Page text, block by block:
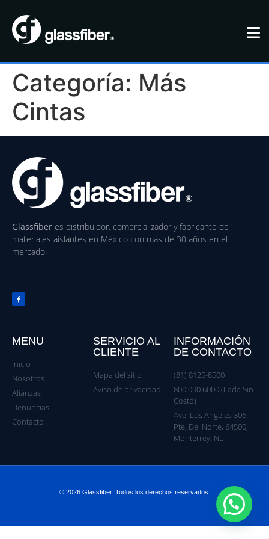
Categoría: Más
Cintas
Glassfiber es distribuidor, comercializador y fabricante de
materiales aislantes en México con más de 30 años en el
mercado.
MENU
Inicio
Nosotros
Alianzas
Denuncias
Contacto
SERVICIO AL
CLIENTE
Mapa del sitio
Aviso de privacidad
INFORMACIÓN
DE CONTACTO
(81) 8125-8500
800 090 6000 (Lada Sin
Costo)
Ave. Los Angeles 306
Pte, Del Norte, 64500,
Monterrey, NL
© 2026 Glassfiber. Todos los derechos reservados.